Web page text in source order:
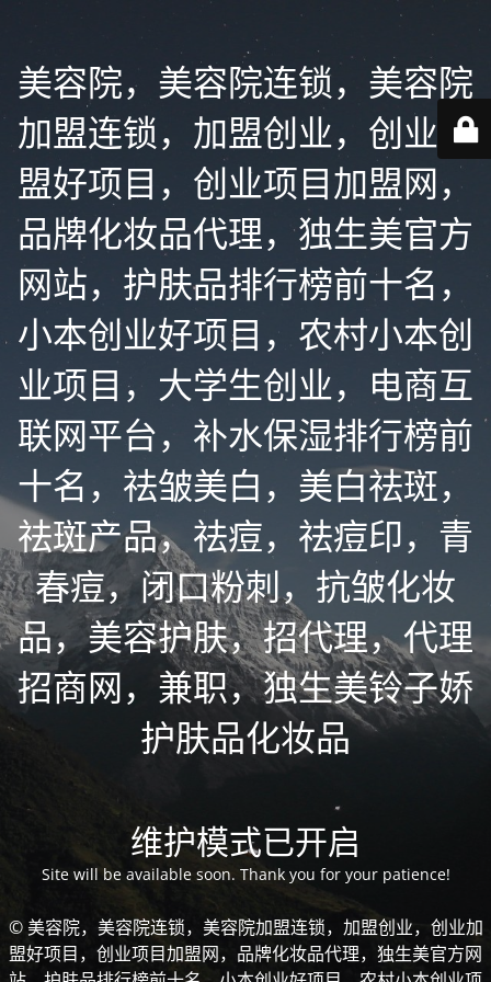
美容院，美容院连锁，美容院
加盟连锁，加盟创业，创业加
盟好项目，创业项目加盟网，
品牌化妆品代理，独生美官方
网站，护肤品排行榜前十名，
小本创业好项目，农村小本创
业项目，大学生创业，电商互
联网平台，补水保湿排行榜前
十名，祛皱美白，美白祛斑，
祛斑产品，祛痘，祛痘印，青
春痘，闭口粉刺，抗皱化妆
品，美容护肤，招代理，代理
招商网，兼职，独生美铃子娇
护肤品化妆品
维护模式已开启
Site will be available soon. Thank you for your patience!
© 美容院，美容院连锁，美容院加盟连锁，加盟创业，创业加
盟好项目，创业项目加盟网，品牌化妆品代理，独生美官方网